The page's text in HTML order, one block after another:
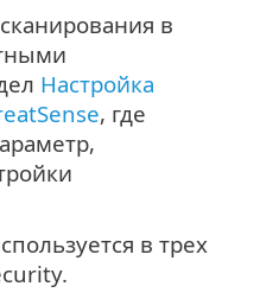
в
Настройка
, где
в трех